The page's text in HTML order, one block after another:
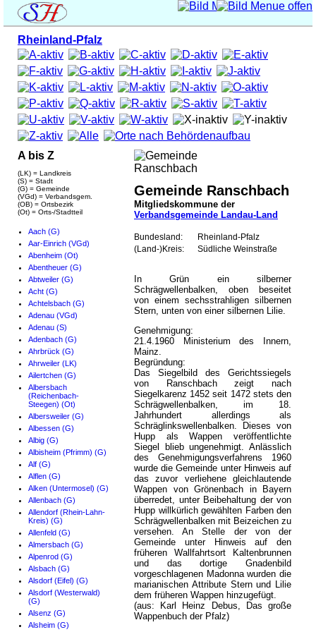
Rheinland-Pfalz
A bis Z
(LK) = Landkreis
(S) = Stadt
(G) = Gemeinde
(VGd) = Verbandsgem.
(OB) = Ortsbezirk
(Ot) = Orts-/Stadtteil
Aach (G)
Aar-Einrich (VGd)
Abenheim (Ot)
Abentheuer (G)
Abtweiler (G)
Acht (G)
Achtelsbach (G)
Adenau (VGd)
Adenau (S)
Adenbach (G)
Ahrbrück (G)
Ahrweiler (LK)
Ailertchen (G)
Albersbach
(Reichenbach-
Steegen) (Ot)
Albersweiler (G)
Albessen (G)
Albig (G)
Albisheim (Pfrimm) (G)
Alf (G)
Alflen (G)
Alken (Untermosel) (G)
Allenbach (G)
Allendorf (Rhein-Lahn-
Kreis) (G)
Allenfeld (G)
Almersbach (G)
Alpenrod (G)
Alsbach (G)
Alsdorf (Eifel) (G)
Alsdorf (Westerwald)
(G)
Alsenz (G)
Alsheim (G)
Gemeinde Ranschbach
Mitgliedskommune der
Verbandsgemeinde Landau-Land
Bundesland:
Rheinland-Pfalz
(Land-)Kreis:
Südliche Weinstraße
In Grün ein silberner
Schrägwellenbalken, oben beseitet
von einem sechsstrahligen silbernen
Stern, unten von einer silbernen Lilie.
Genehmigung:
21.4.1960 Ministerium des Innern,
Mainz.
Begründung:
Das Siegelbild des Gerichtssiegels
von Ranschbach zeigt nach
Siegelkarenz 1452 seit 1472 stets den
Schrägwellenbalken, im 18.
Jahrhundert allerdings als
Schräglinkswellenbalken. Dieses von
Hupp als Wappen veröffentlichte
Siegel blieb ungenehmigt. Anlässlich
des Genehmigungsverfahrens 1960
wurde die Gemeinde unter Hinweis auf
das zuvor verliehene gleichlautende
Wappen von Grönenbach in Bayern
überredet, unter Beibehaltung der von
Hupp willkürlich gewählten Farben den
Schrägwellenbalken mit Beizeichen zu
versehen. An Stelle der von der
Gemeinde unter Hinweis auf den
früheren Wallfahrtsort Kaltenbrunnen
und das dortige Gnadenbild
vorgeschlagenen Madonna wurden die
marianischen Attribute Stern und Lilie
dem früheren Wappen hinzugefügt.
(aus: Karl Heinz Debus, Das große
Wappenbuch der Pfalz)